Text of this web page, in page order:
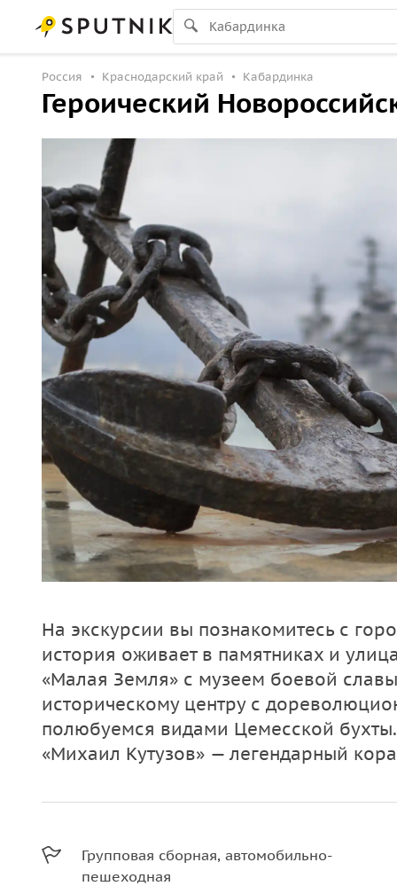
Россия Краснодарский край Кабардинка
Героический
На экскурсии вы познакомитесь с
история оживает в памятниках и
«Малая Земля» с музеем боевой
историческому центру с
полюбуемся видами Цемесской
«Михаил Кутузов» — легендарный
Групповая сборная, автомобильно-
пешеходная